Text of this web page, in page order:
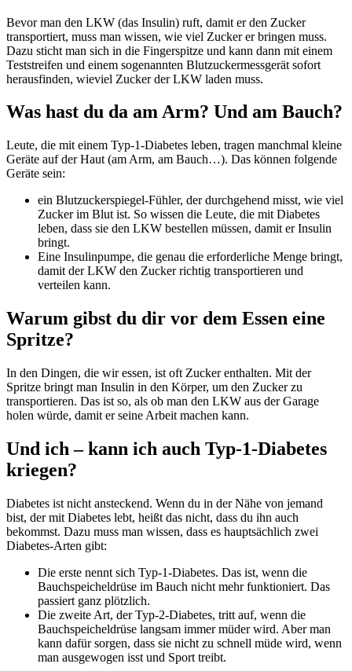
Bevor man den LKW (das Insulin) ruft, damit er den Zucker
transportiert, muss man wissen, wie viel Zucker er bringen muss.
Dazu sticht man sich in die Fingerspitze und kann dann mit einem
Teststreifen und einem sogenannten Blutzuckermessgerät sofort
herausfinden, wieviel Zucker der LKW laden muss.
Was hast du da am Arm? Und am Bauch?
Leute, die mit einem Typ-1-Diabetes leben, tragen manchmal kleine
Geräte auf der Haut (am Arm, am Bauch…). Das können folgende
Geräte sein:
ein Blutzuckerspiegel-Fühler, der durchgehend misst, wie viel
Zucker im Blut ist. So wissen die Leute, die mit Diabetes
leben, dass sie den LKW bestellen müssen, damit er Insulin
bringt.
Eine Insulinpumpe, die genau die erforderliche Menge bringt,
damit der LKW den Zucker richtig transportieren und
verteilen kann.
Warum gibst du dir vor dem Essen eine
Spritze?
In den Dingen, die wir essen, ist oft Zucker enthalten. Mit der
Spritze bringt man Insulin in den Körper, um den Zucker zu
transportieren. Das ist so, als ob man den LKW aus der Garage
holen würde, damit er seine Arbeit machen kann.
Und ich – kann ich auch Typ-1-Diabetes
kriegen?
Diabetes ist nicht ansteckend. Wenn du in der Nähe von jemand
bist, der mit Diabetes lebt, heißt das nicht, dass du ihn auch
bekommst. Dazu muss man wissen, dass es hauptsächlich zwei
Diabetes-Arten gibt:
Die erste nennt sich Typ-1-Diabetes. Das ist, wenn die
Bauchspeicheldrüse im Bauch nicht mehr funktioniert. Das
passiert ganz plötzlich.
Die zweite Art, der Typ-2-Diabetes, tritt auf, wenn die
Bauchspeicheldrüse langsam immer müder wird. Aber man
kann dafür sorgen, dass sie nicht zu schnell müde wird, wenn
man ausgewogen isst und Sport treibt.